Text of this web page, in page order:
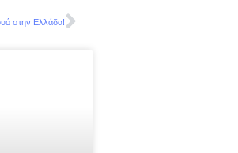
στην Ελλάδα!